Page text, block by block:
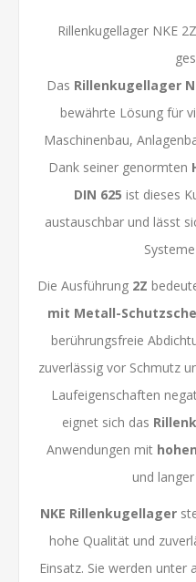
Rillenkugellager NKE
Das Rillenkugellager
bewährte Lösung für
Maschinenbau,
Dank seiner genormten
DIN 625 ist dieses
austauschbar und lässt
Die Ausführung 2Z
mit Metall-
berührungsfreie
zuverlässig vor Schmutz
Laufeigenschaften
eignet sich das
Anwendungen mit
und
NKE Rillenkugellager
hohe Qualität und
Einsatz. Sie werden unter